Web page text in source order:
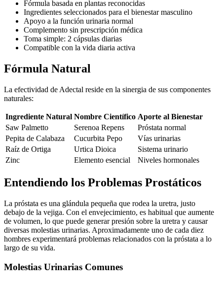
Fórmula basada en plantas reconocidas
Ingredientes seleccionados para el bienestar masculino
Apoyo a la función urinaria normal
Complemento sin prescripción médica
Toma simple: 2 cápsulas diarias
Compatible con la vida diaria activa
Fórmula Natural
La efectividad de Adectal reside en la sinergia de sus componentes
naturales:
Ingrediente Natural Nombre Científico Aporte al Bienestar
Saw Palmetto
Serenoa Repens
Próstata normal
Pepita de Calabaza
Cucurbita Pepo
Vías urinarias
Raíz de Ortiga
Urtica Dioica
Sistema urinario
Zinc
Elemento esencial Niveles hormonales
Entendiendo los Problemas Prostáticos
La próstata es una glándula pequeña que rodea la uretra, justo
debajo de la vejiga. Con el envejecimiento, es habitual que aumente
de volumen, lo que puede generar presión sobre la uretra y causar
diversas molestias urinarias. Aproximadamente uno de cada diez
hombres experimentará problemas relacionados con la próstata a lo
largo de su vida.
Molestias Urinarias Comunes